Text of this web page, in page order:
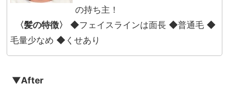
の持ち主！
〈髪の特徴〉
◆フェイスラインは面長 ◆普通毛 ◆
毛量少なめ ◆くせあり
▼After